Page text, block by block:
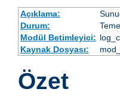
Açıklama:
Durum:
Modül Betimleyici:
Kaynak Dosyası:
Özet